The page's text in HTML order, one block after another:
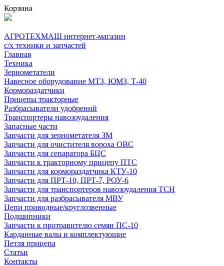
Корзина
АГРОТЕХМАШ интернет-магазин
с/х техники и запчастей
Главная
Техника
Зернометатели
Навесное оборудование МТЗ, ЮМЗ, Т-40
Кормораздатчики
Прицепы тракторные
Разбрасыватели удобрений
Транспортеры навозоудаления
Запасные части
Запчасти для зернометателя ЗМ
Запчасти для очистителя вороха ОВС
Запчасти для сепаратора БЦС
Запчасти к тракторному прицепу ПТС
Запчасти для кормораздатчика КТУ-10
Запчасти для ПРТ-10, ПРТ-7, РОУ-6
Запчасти для транспортеров навозоудаления ТСН
Запчасти для разбрасывателя МВУ
Цепи приводные/круглозвенные
Подшипники
Запчасти к протравителю семян ПС-10
Карданные валы и комплектующие
Петля прицепа
Статьи
Контакты